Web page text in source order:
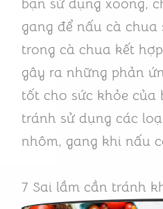
bạn sử dụng xoong,
gang để nấu cà chua
trong cà chua kết
gây ra những phản
tốt cho sức khỏe của
tránh sử dụng các
nhôm, gang khi nấu
7 Sai lầm cần tránh